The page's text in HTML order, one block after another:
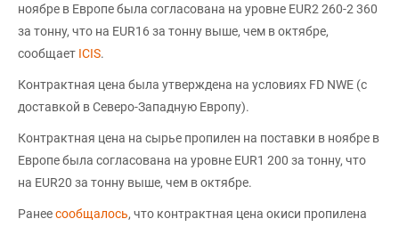
ноябре в Европе была согласована на уровне EUR2 260-2 360
за тонну, что на EUR16 за тонну выше, чем в октябре,
сообщает ICIS.
Контрактная цена была утверждена на условиях FD NWE (с
доставкой в Северо-Западную Европу).
Контрактная цена на сырье пропилен на поставки в ноябре в
Европе была согласована на уровне EUR1 200 за тонну, что
на EUR20 за тонну выше, чем в октябре.
Ранеесообщалось, что контрактная цена окиси пропилена